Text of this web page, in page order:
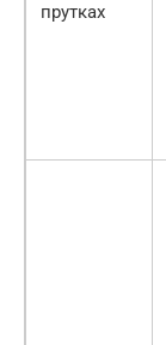
прутках